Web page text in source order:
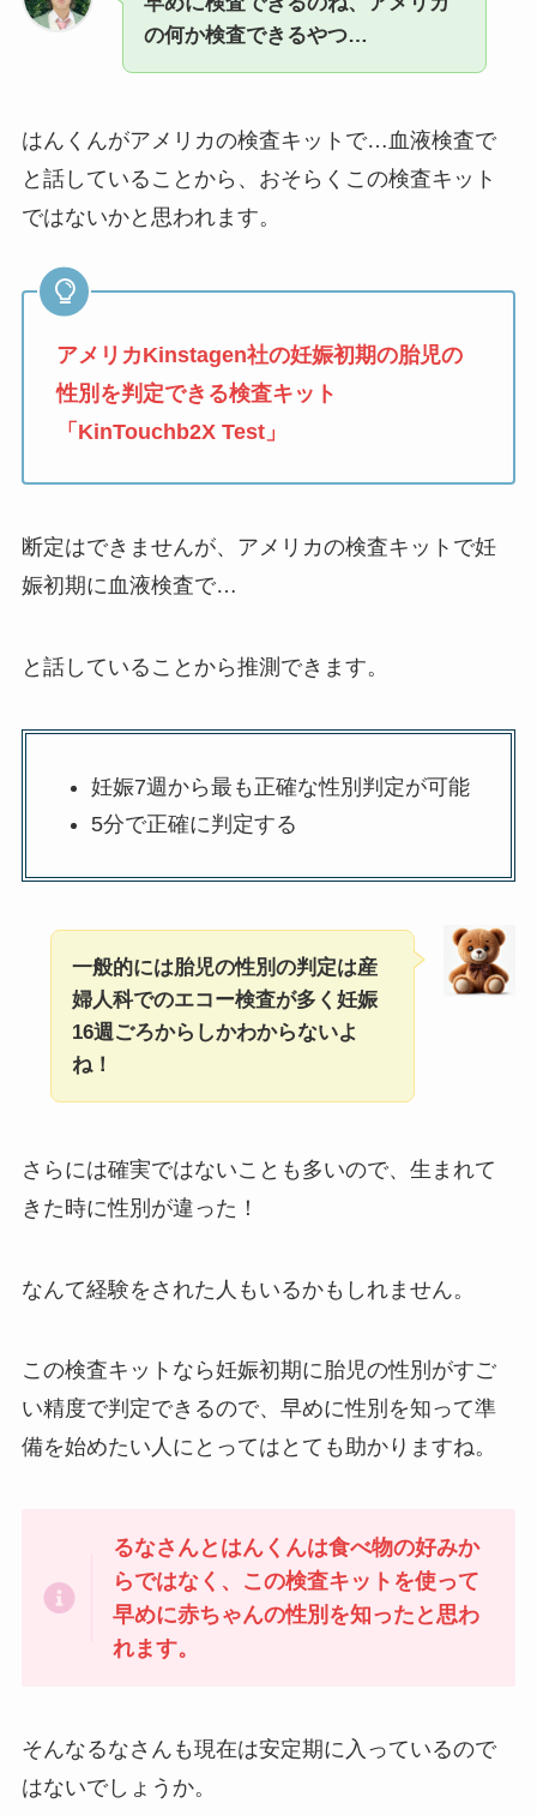
の何か検査できるやつ…
はんくんがアメリカの検査キットで…血液検査で
と話していることから、おそらくこの検査キット
ではないかと思われます。
アメリカKinstagen社の妊娠初期の胎児の
性別を判定できる検査キット
「KinTouchb2X Test」
断定はできませんが、アメリカの検査キットで妊
娠初期に血液検査で…
と話していることから推測できます。
妊娠7週から最も正確な性別判定が可能
5分で正確に判定する
一般的には胎児の性別の判定は産
婦人科でのエコー検査が多く妊娠
16週ごろからしかわからないよ
ね！
さらには確実ではないことも多いので、生まれて
きた時に性別が違った！
なんて経験をされた人もいるかもしれません。
この検査キットなら妊娠初期に胎児の性別がすご
い精度で判定できるので、早めに性別を知って準
備を始めたい人にとってはとても助かりますね。
るなさんとはんくんは食べ物の好みか
らではなく、この検査キットを使って
早めに赤ちゃんの性別を知ったと思わ
れます。
そんなるなさんも現在は安定期に入っているので
はないでしょうか。